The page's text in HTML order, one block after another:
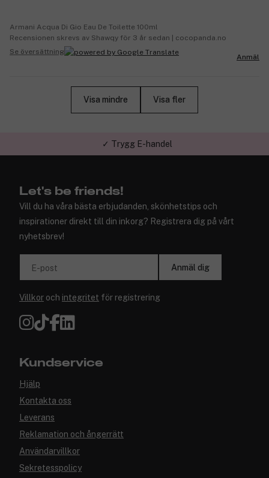
Armani Acqua Di Gio Eau De Toilette 100ml
Recensionen skrevs av Shawqy för 3 år sedan | cocopanda.no
Se översättning
Anmäl
Visa mindre Visa fler
✓ Trygg E-handel
Let's be friends!
Vill du ha våra bästa erbjudanden, skönhetstips och
inspirationer direkt till din inkorg? Registrera dig på vårt
nyhetsbrev!
E-post Anmäl dig
Villkor och integritet för registrering
Kundservice
Hjälp
Kontakta oss
Leverans
Reklamation och ångerrätt
Användarvillkor
Sekretesspolicy